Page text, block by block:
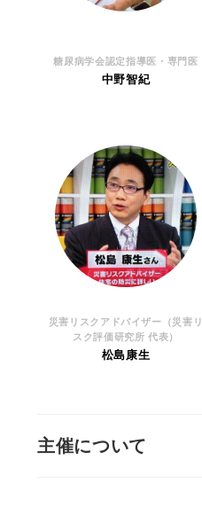
糖尿病学会認定指導医・専門医
中野智紀
災害リスクアドバイザー（災害リ
スク評価研究所 代表）
松島康生
主催について